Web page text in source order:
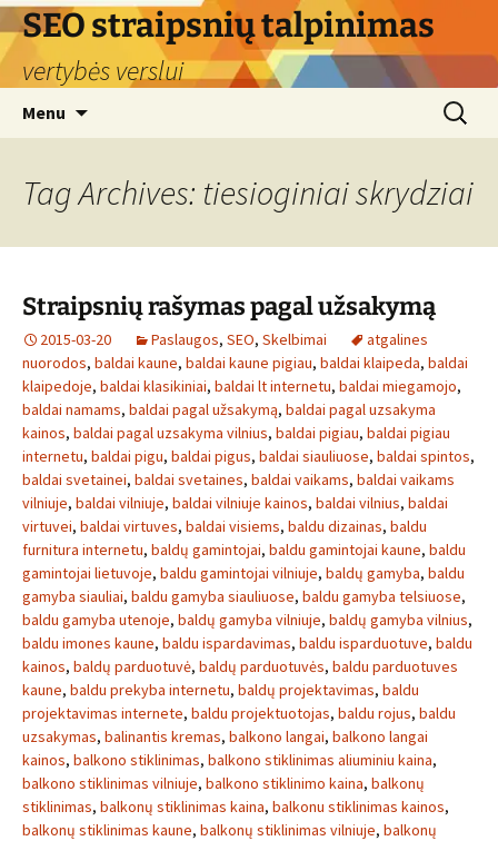
Skip
to
content
SEO straipsnių talpinimas
vertybės verslui
Menu
Search
for:
Tag Archives: tiesioginiai skrydziai
Straipsnių rašymas pagal užsakymą
2015-03-20 Paslaugos, SEO, Skelbimai
atgalines
nuorodos, baldai kaune, baldai kaune pigiau, baldai klaipeda, baldai
klaipedoje, baldai klasikiniai, baldai lt internetu, baldai miegamojo,
baldai namams, baldai pagal užsakymą, baldai pagal uzsakyma
kainos, baldai pagal uzsakyma vilnius, baldai pigiau, baldai pigiau
internetu, baldai pigu, baldai pigus, baldai siauliuose, baldai spintos,
baldai svetainei, baldai svetaines, baldai vaikams, baldai vaikams
vilniuje, baldai vilniuje, baldai vilniuje kainos, baldai vilnius, baldai
virtuvei, baldai virtuves, baldai visiems, baldu dizainas, baldu
furnitura internetu, baldų gamintojai, baldu gamintojai kaune, baldu
gamintojai lietuvoje, baldu gamintojai vilniuje, baldų gamyba, baldu
gamyba siauliai, baldu gamyba siauliuose, baldu gamyba telsiuose,
baldu gamyba utenoje, baldų gamyba vilniuje, baldų gamyba vilnius,
baldu imones kaune, baldu ispardavimas, baldu isparduotuve, baldu
kainos, baldų parduotuvė, baldų parduotuvės, baldu parduotuves
kaune, baldu prekyba internetu, baldų projektavimas, baldu
projektavimas internete, baldu projektuotojas, baldu rojus, baldu
uzsakymas, balinantis kremas, balkono langai, balkono langai
kainos, balkono stiklinimas, balkono stiklinimas aliuminiu kaina,
balkono stiklinimas vilniuje, balkono stiklinimo kaina, balkonų
stiklinimas, balkonų stiklinimas kaina, balkonu stiklinimas kainos,
balkonų stiklinimas kaune, balkonų stiklinimas vilniuje, balkonų